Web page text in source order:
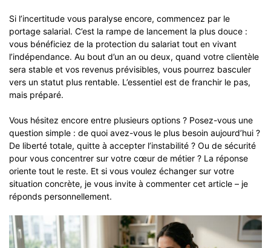
Si l’incertitude vous paralyse encore, commencez par le
portage salarial. C’est la rampe de lancement la plus douce :
vous bénéficiez de la protection du salariat tout en vivant
l’indépendance. Au bout d’un an ou deux, quand votre clientèle
sera stable et vos revenus prévisibles, vous pourrez basculer
vers un statut plus rentable. L’essentiel est de franchir le pas,
mais préparé.
Vous hésitez encore entre plusieurs options ? Posez-vous une
question simple : de quoi avez-vous le plus besoin aujourd’hui ?
De liberté totale, quitte à accepter l’instabilité ? Ou de sécurité
pour vous concentrer sur votre cœur de métier ? La réponse
oriente tout le reste. Et si vous voulez échanger sur votre
situation concrète, je vous invite à commenter cet article – je
réponds personnellement.